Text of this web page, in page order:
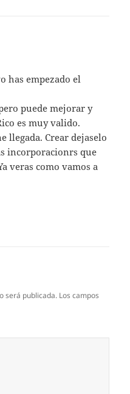
has empezado el
puede mejorar y
es muy valido.
llegada. Crear dejaselo
incorporacionrs que
veras como vamos a
será publicada. Los campos